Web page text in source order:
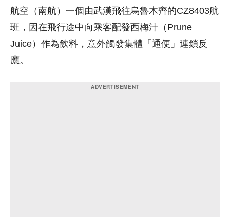
航空（南航）一個由武漢飛往烏魯木齊的CZ8403航
班，因在飛行途中向乘客配發西梅汁（Prune
Juice）作為飲料，意外觸發集體「通便」連鎖反
應。